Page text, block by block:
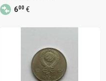
600 €